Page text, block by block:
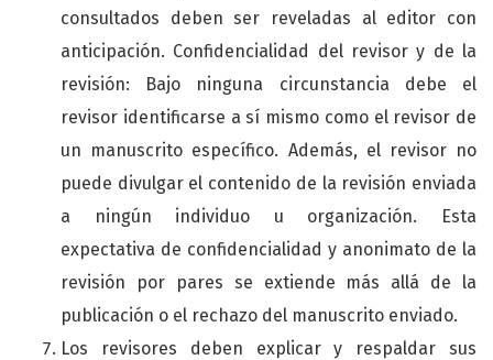
consultados deben ser reveladas al editor con
anticipación. Confidencialidad del revisor y de la
revisión: Bajo ninguna circunstancia debe el
revisor identificarse a sí mismo como el revisor de
un manuscrito específico. Además, el revisor no
puede divulgar el contenido de la revisión enviada
a ningún individuo u organización. Esta
expectativa de confidencialidad y anonimato de la
revisión por pares se extiende más allá de la
publicación o el rechazo del manuscrito enviado.
Los revisores deben explicar y respaldar sus